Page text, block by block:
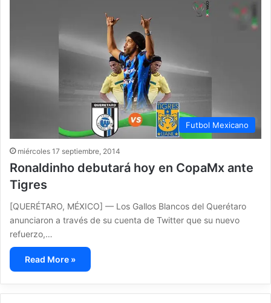
Futbol Mexicano
miércoles 17 septiembre, 2014
Ronaldinho debutará hoy en CopaMx ante
Tigres
[QUERÉTARO, MÉXICO] — Los Gallos Blancos del Querétaro
anunciaron a través de su cuenta de Twitter que su nuevo
refuerzo,…
Read More »